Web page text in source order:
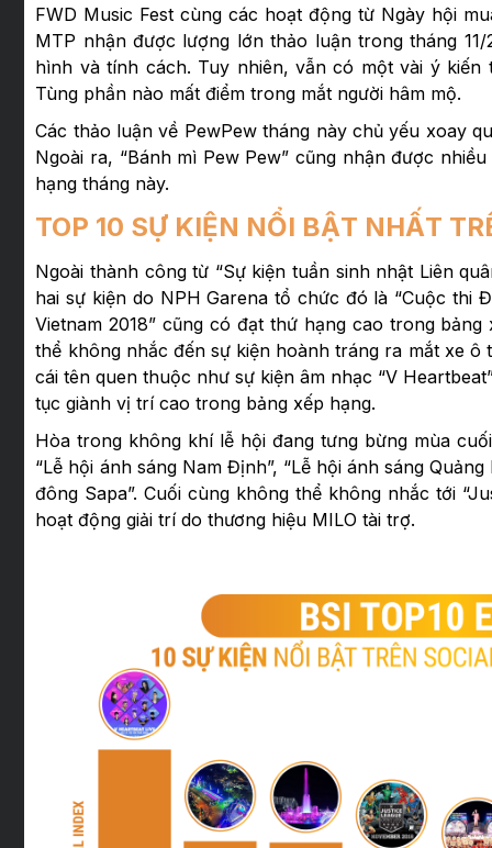
FWD Music Fest cùng các hoạt động từ Ngày hội
MTP nhận được lượng lớn thảo luận trong tháng
hình và tính cách. Tuy nhiên, vẫn có một vài ý
Tùng phần nào mất điểm trong mắt người hâm mộ.
Các thảo luận về PewPew tháng này chủ yếu xoay
Ngoài ra, “Bánh mì Pew Pew” cũng nhận được
hạng tháng này.
TOP 10 SỰ KIỆN NỔI BẬT NHẤT
Ngoài thành công từ “Sự kiện tuần sinh nhật Liên
hai sự kiện do NPH Garena tổ chức đó là “Cuộc thi
Vietnam 2018” cũng có đạt thứ hạng cao trong
thể không nhắc đến sự kiện hoành tráng ra mắt xe
cái tên quen thuộc như sự kiện âm nhạc “V
tục giành vị trí cao trong bảng xếp hạng.
Hòa trong không khí lễ hội đang tưng bừng mùa
“Lễ hội ánh sáng Nam Định”, “Lễ hội ánh sáng
đông Sapa”. Cuối cùng không thể không nhắc tới
hoạt động giải trí do thương hiệu MILO tài trợ.